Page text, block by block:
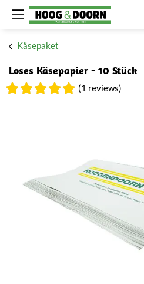
Käsepaket
Loses Käsepapier - 10 Stück
(1 reviews)